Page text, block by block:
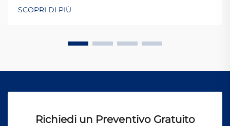
SCOPRI DI PIÙ
Richiedi un Preventivo Gratuito